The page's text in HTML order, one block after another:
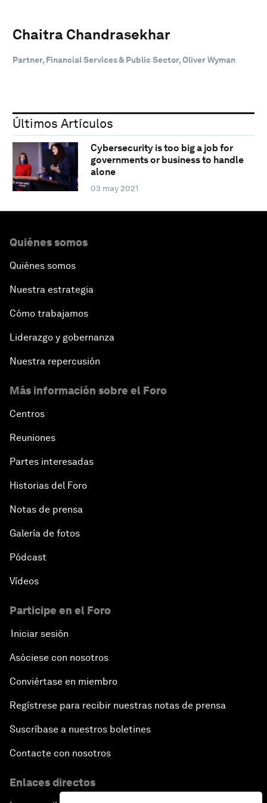
Chaitra Chandrasekhar
Partner, Financial Services & Public Sector, Oliver Wyman
Últimos Artículos
Cybersecurity is too big a job for
governments or business to handle
alone
03 may 2021
Quiénes somos
Quiénes somos
Nuestra estrategia
Cómo trabajamos
Liderazgo y gobernanza
Nuestra repercusión
Más información sobre el Foro
Centros
Reuniones
Partes interesadas
Historias del Foro
Notas de prensa
Galería de fotos
Pódcast
Vídeos
Participe en el Foro
Iniciar sesión
Asóciese con nosotros
Conviértase en miembro
Regístrese para recibir nuestras notas de prensa
Suscríbase a nuestros boletines
Contacte con nosotros
Enlaces directos